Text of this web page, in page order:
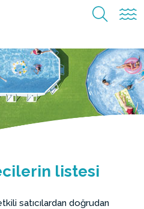
listesi
satıcılardan doğrudan